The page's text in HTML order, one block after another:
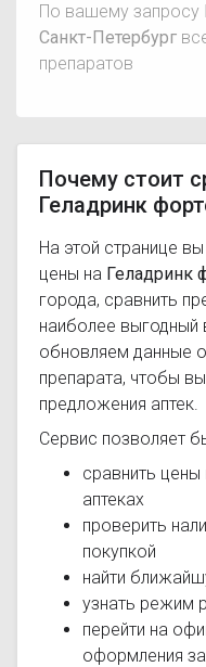
По вашему запросу
Санкт-Петербург
препаратов
Почему стоит
Геладринк
На этой странице
цены на Геладринк
города, сравнить
наиболее
обновляем данные
препарата, чтобы
предложения аптек.
Сервис позволяет
сравнить цены
аптеках
проверить
покупкой
найти
узнать режим
перейти на
оформления